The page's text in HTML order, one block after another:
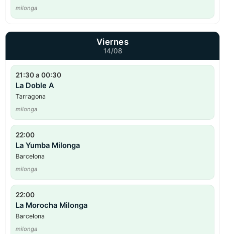
milonga
Viernes
14/08
21:30 a 00:30
La Doble A
Tarragona
milonga
22:00
La Yumba Milonga
Barcelona
milonga
22:00
La Morocha Milonga
Barcelona
milonga